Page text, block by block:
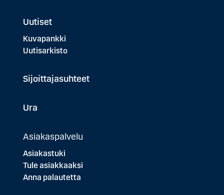
Uutiset
Kuvapankki
Uutisarkisto
Sijoittajasuhteet
Ura
Asiakaspalvelu
Asiakastuki
Tule asiakkaaksi
Anna palautetta